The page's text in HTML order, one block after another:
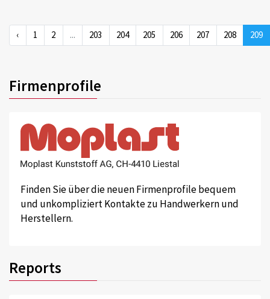
‹ 1 2 ... 203 204 205 206 207 208 209
Firmenprofile
Finden Sie über die neuen Firmenprofile bequem
und unkompliziert Kontakte zu Handwerkern und
Herstellern.
Reports